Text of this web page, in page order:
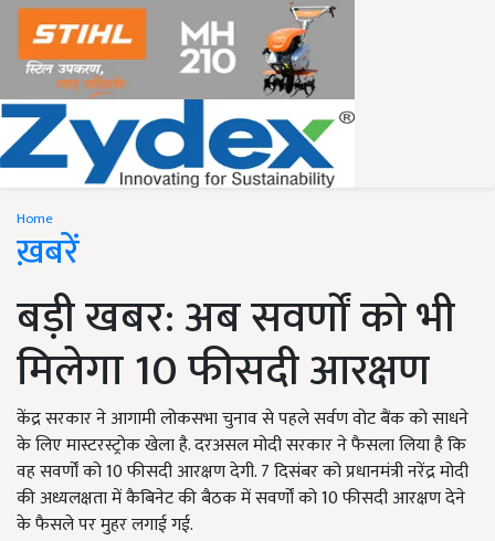
Home
ख़बरें
बड़ी खबर: अब सवर्णों को भी
मिलेगा 10 फीसदी आरक्षण
केंद्र सरकार ने आगामी लोकसभा चुनाव से पहले सर्वण वोट बैंक को साधने
के लिए मास्टरस्ट्रोक खेला है. दरअसल मोदी सरकार ने फैसला लिया है कि
वह सवर्णों को 10 फीसदी आरक्षण देगी. 7 दिसंबर को प्रधानमंत्री नरेंद्र मोदी
की अध्यलक्षता में कैबिनेट की बैठक में सवर्णों को 10 फीसदी आरक्षण देने
के फैसले पर मुहर लगाई गई.